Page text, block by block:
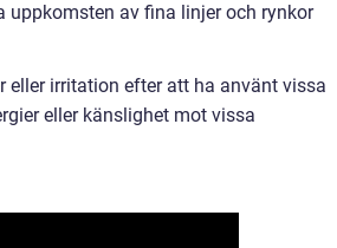
uppkomsten av fina linjer och rynkor
eller irritation efter att ha använt vissa
eller känslighet mot vissa